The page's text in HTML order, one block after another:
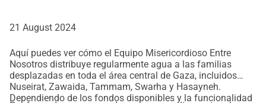
contribución cuenta
```
21 August 2024
Aquí puedes ver cómo el Equipo Misericordioso Entre
Nosotros distribuye regularmente agua a las familias
desplazadas en toda el área central de Gaza, incluidos
Nuseirat, Zawaida, Tammam, Swarha y Hasayneh.
Dependiendo de los fondos disponibles y la funcionalidad